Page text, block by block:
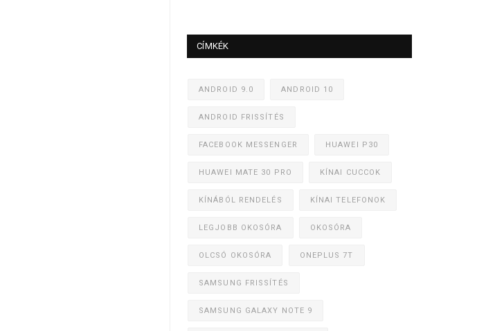
CÍMKÉK
ANDROID 9.0 ANDROID 10
ANDROID FRISSÍTÉS
FACEBOOK MESSENGER HUAWEI P30
HUAWEI MATE 30 PRO KÍNAI CUCCOK
KÍNÁBÓL RENDELÉS KÍNAI TELEFONOK
LEGJOBB OKOSÓRA OKOSÓRA
OLCSÓ OKOSÓRA ONEPLUS 7T
SAMSUNG FRISSÍTÉS
SAMSUNG GALAXY NOTE 9